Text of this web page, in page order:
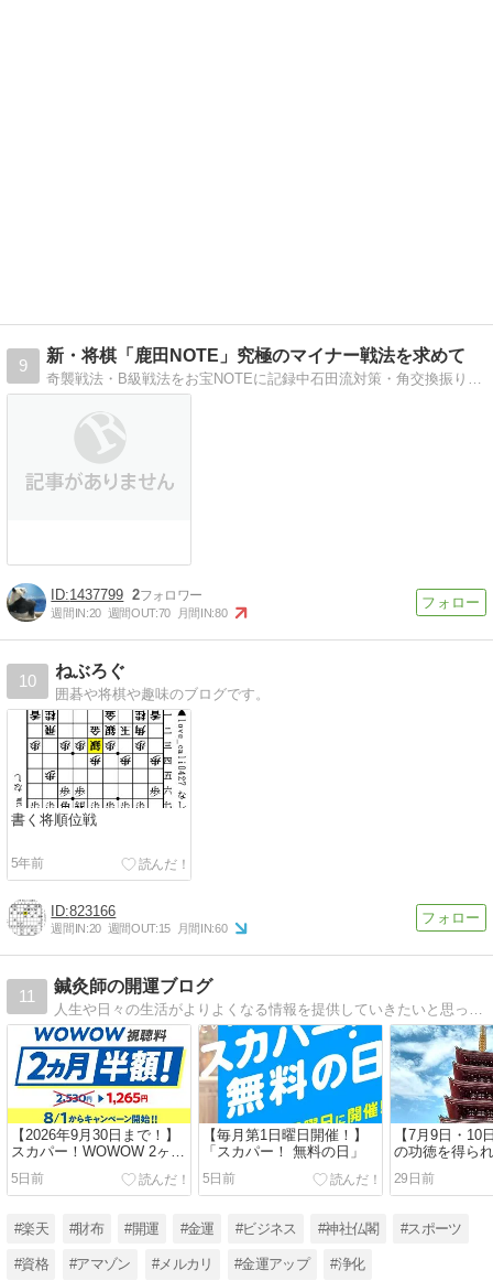
9
新・将棋「鹿田NOTE」究極のマイナー戦法を求めて
奇襲戦法・B級戦法をお宝NOTEに記録中石田流対策・角交換振り飛車対策・筋違い角対策など… ただ今「宗歩四間」を習得中！
1437799 2
週間IN:20 週間OUT:70 月間IN:80
10
ねぶろぐ
囲碁や将棋や趣味のブログです。
書く将順位戦
5年前
823166
週間IN:20 週間OUT:15 月間IN:60
11
鍼灸師の開運ブログ
人生や日々の生活がよりよくなる情報を提供していきたいと思っています。お得な情報、実際に使ってよかったもの、役にたつもの、入会してよかった体験談などをご紹介していきます。
【2026年9月30日まで！】
スカパー！WOWOW 2ヶ月
半額キャンペーン
5日前
【毎月第1日曜日開催！】
「スカパー！ 無料の日」
5日前
【7月9日・10
の功徳を得ら
京 浅草寺 四
おずき市
29日前
#楽天 #財布 #開運 #金運 #ビジネス #神社仏閣 #スポーツ
#資格 #アマゾン #メルカリ #金運アップ #浄化